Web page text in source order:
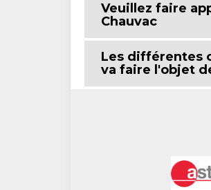
Veuillez faire
Chauvac
Les différentes
va faire l'objet